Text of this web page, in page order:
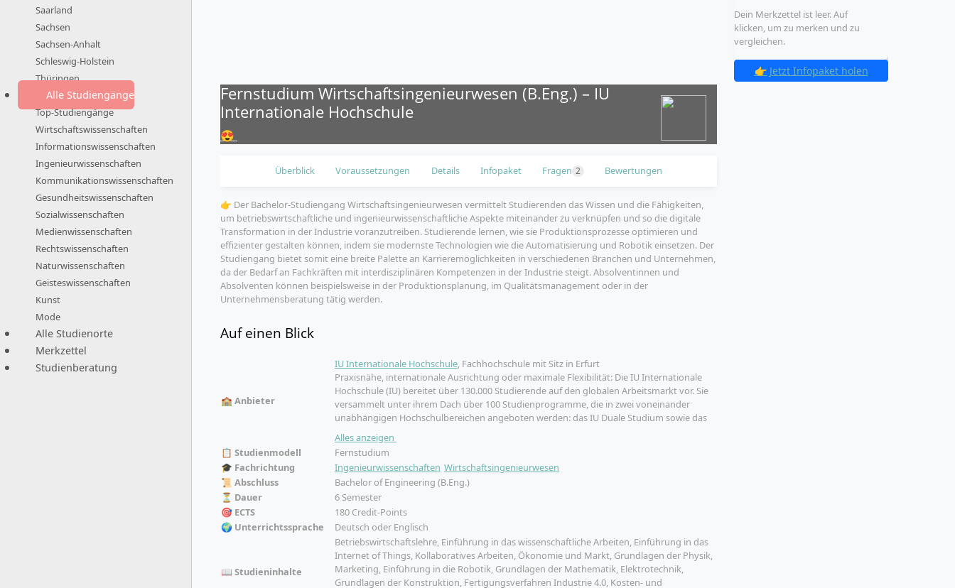
Saarland
Sachsen
Sachsen-Anhalt
Schleswig-Holstein
Thüringen
Alle Studiengänge
Top-Studiengänge
Wirtschaftswissenschaften
Informationswissenschaften
Ingenieurwissenschaften
Kommunikationswissenschaften
Gesundheitswissenschaften
Sozialwissenschaften
Medienwissenschaften
Rechtswissenschaften
Naturwissenschaften
Geisteswissenschaften
Kunst
Mode
Alle Studienorte
Merkzettel
Studienberatung
Fernstudium Wirtschaftsingenieurwesen (B.Eng.) – IU
Internationale Hochschule
😍
Überblick Voraussetzungen Details Infopaket Fragen 2 Bewertungen
👉 Der Bachelor-Studiengang Wirtschaftsingenieurwesen vermittelt Studierenden das Wissen und die Fähigkeiten,
um betriebswirtschaftliche und ingenieurwissenschaftliche Aspekte miteinander zu verknüpfen und so die digitale
Transformation in der Industrie voranzutreiben. Studierende lernen, wie sie Produktionsprozesse optimieren und
effizienter gestalten können, indem sie modernste Technologien wie die Automatisierung und Robotik einsetzen. Der
Studiengang bietet somit eine breite Palette an Karrieremöglichkeiten in verschiedenen Branchen und Unternehmen,
da der Bedarf an Fachkräften mit interdisziplinären Kompetenzen in der Industrie steigt. Absolventinnen und
Absolventen können beispielsweise in der Produktionsplanung, im Qualitätsmanagement oder in der
Unternehmensberatung tätig werden.
Auf einen Blick
🏫 Anbieter
IU Internationale Hochschule, Fachhochschule mit Sitz in Erfurt
Praxisnähe, internationale Ausrichtung oder maximale Flexibilität: Die IU Internationale
Hochschule (IU) bereitet über 130.000 Studierende auf den globalen Arbeitsmarkt vor. Sie
versammelt unter ihrem Dach über 100 Studienprogramme, die in zwei voneinander
unabhängigen Hochschulbereichen angeboten werden: das IU Duale Studium sowie das
IU Fernstudium. Die IU bietet den Studierenden ein Netzwerk von renommierten
Praxispartnern in die Wirtschaft: über 15.000 Unternehmen haben bereits erfolgreich mit
der IU kooperiert, darunter die ZURICH Versicherungen oder Motel One. Die IU, die 2000
gegründet wurde, ist inzwischen in 25 Städten in Deutschland vertreten.
Alles anzeigen
📋 Studienmodell
Fernstudium
🎓 Fachrichtung
Ingenieurwissenschaften Wirtschaftsingenieurwesen
📜 Abschluss
Bachelor of Engineering (B.Eng.)
⏳ Dauer
6 Semester
🎯 ECTS
180 Credit-Points
🌍 Unterrichtssprache
Deutsch oder Englisch
📖 Studieninhalte
Betriebswirtschaftslehre, Einführung in das wissenschaftliche Arbeiten, Einführung in das
Internet of Things, Kollaboratives Arbeiten, Ökonomie und Markt, Grundlagen der Physik,
Marketing, Einführung in die Robotik, Grundlagen der Mathematik, Elektrotechnik,
Grundlagen der Konstruktion, Fertigungsverfahren Industrie 4.0, Kosten- und
Dein Merkzettel ist leer. Auf
klicken, um zu merken und zu
vergleichen.
👉 Jetzt Infopaket holen